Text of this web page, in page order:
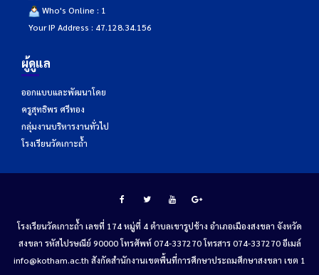
Who's Online : 1
Your IP Address : 47.128.34.156
ผู้ดูแล
ออกแบบและพัฒนาโดย
ครูสุทธิพร ศรีทอง
กลุ่มงานบริหารงานทั่วไป
โรงเรียนวัดเกาะถ้ำ
โรงเรียนวัดเกาะถ้ำ เลขที่ 174 หมู่ที่ 4 ตำบลเขารูปช้าง อำเภอเมืองสงขลา จังหวัด
สงขลา รหัสไปรษณีย์ 90000 โทรศัพท์ 074-337270 โทรสาร 074-337270 อีเมล์
info@kotham.ac.th สังกัดสำนักงานเขตพื้นที่การศึกษาประถมศึกษาสงขลา เขต 1